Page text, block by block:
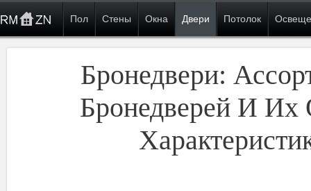
Пол Стены Окна Двери Потолок
Бронедвери:
Бронедверей И